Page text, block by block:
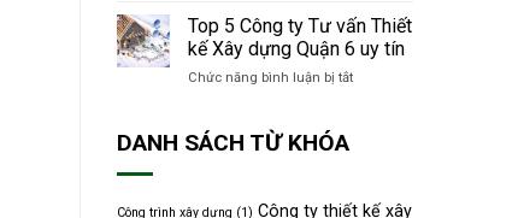
kế
Xây
dựng
Quận
gian
nội
thất
nhà
uốn
Top 5 Công ty Tư vấn Thiết
kế Xây dựng Quận 6 uy tín
Chức năng bình luận bị tắtở
vấn
DANH SÁCH TỪ KHÓA
Công trình xây dựng (1) Công ty thiết kế xây